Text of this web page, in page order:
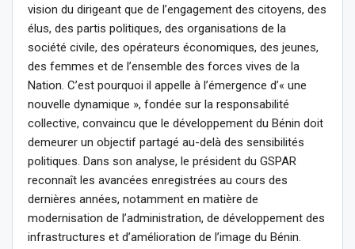
vision du dirigeant que de l’engagement des citoyens, des
élus, des partis politiques, des organisations de la
société civile, des opérateurs économiques, des jeunes,
des femmes et de l’ensemble des forces vives de la
Nation. C’est pourquoi il appelle à l’émergence d’« une
nouvelle dynamique », fondée sur la responsabilité
collective, convaincu que le développement du Bénin doit
demeurer un objectif partagé au-delà des sensibilités
politiques. Dans son analyse, le président du GSPAR
reconnaît les avancées enregistrées au cours des
dernières années, notamment en matière de
modernisation de l’administration, de développement des
infrastructures et d’amélioration de l’image du Bénin.